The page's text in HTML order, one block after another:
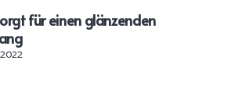
für einen glänzenden